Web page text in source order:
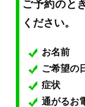
ご予約のと
ください。
お名前
ご希望の
症状
通がるお